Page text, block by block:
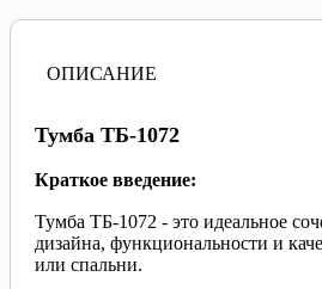
ОПИСАНИЕ
Тумба ТБ-1072
Краткое введение:
Тумба ТБ-1072 - это идеальное
дизайна, функциональности и
или спальни.